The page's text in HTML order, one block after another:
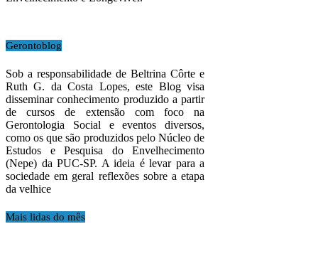
Gerontoblog
Sob a responsabilidade de Beltrina Côrte e
Ruth G. da Costa Lopes, este Blog visa
disseminar conhecimento produzido a partir
de cursos de extensão com foco na
Gerontologia Social e eventos diversos,
como os que são produzidos pelo Núcleo de
Estudos e Pesquisa do Envelhecimento
(Nepe) da PUC-SP. A ideia é levar para a
sociedade em geral reflexões sobre a etapa
da velhice
Mais lidas do mês